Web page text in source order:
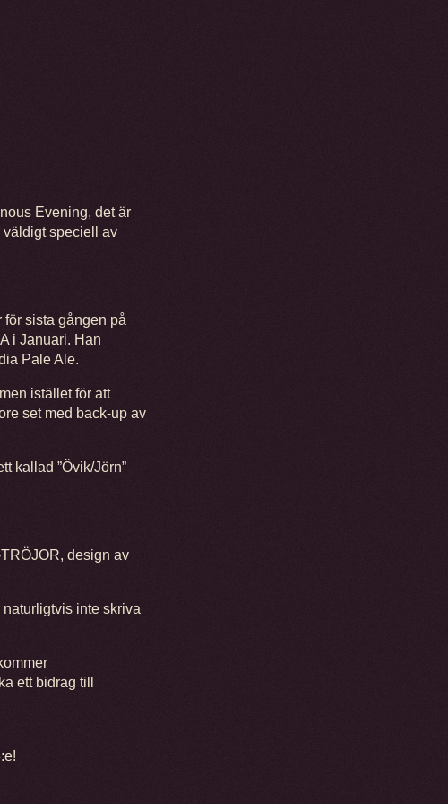
Evening, det är
väldigt speciell av
för sista gången på
i Januari. Han
Pale Ale.
istället för att
set med back-up av
kallad ”Övik/Jörn”
design av
inte skriva
ett bidrag till